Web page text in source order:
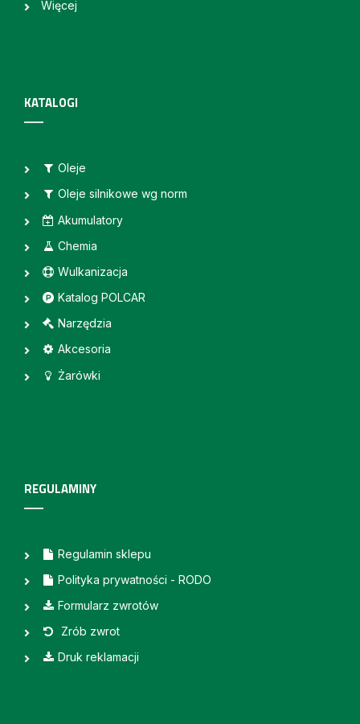
Więcej
KATALOGI
Oleje
Oleje silnikowe wg norm
Akumulatory
Chemia
Wulkanizacja
Katalog POLCAR
Narzędzia
Akcesoria
Żarówki
REGULAMINY
Regulamin sklepu
Polityka prywatności - RODO
Formularz zwrotów
Zrób zwrot
Druk reklamacji